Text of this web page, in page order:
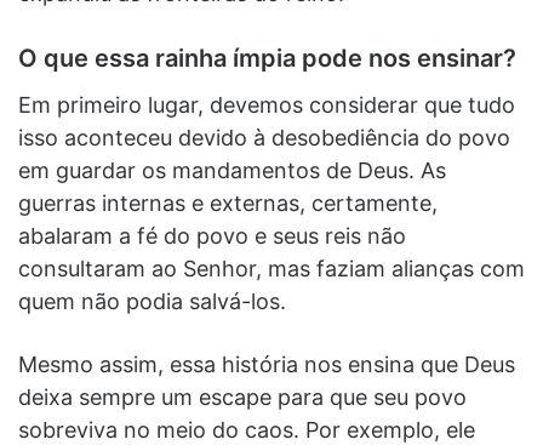
O que essa rainha ímpia pode nos ensinar?
Em primeiro lugar, devemos considerar que tudo
isso aconteceu devido à desobediência do povo
em guardar os mandamentos de Deus. As
guerras internas e externas, certamente,
abalaram a fé do povo e seus reis não
consultaram ao Senhor, mas faziam alianças com
quem não podia salvá-los.
Mesmo assim, essa história nos ensina que Deus
deixa sempre um escape para que seu povo
sobreviva no meio do caos. Por exemplo, ele